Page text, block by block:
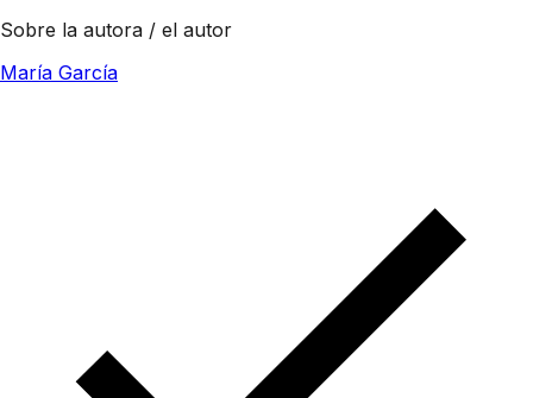
Sobre la autora / el autor
María García